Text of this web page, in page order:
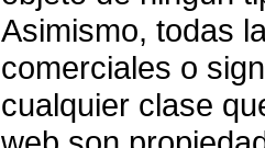
Asimismo, todas
comerciales o
cualquier clase